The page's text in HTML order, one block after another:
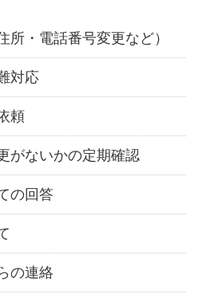
所・電話番号変更など）
対応
頼
がないかの定期確認
の回答
の連絡